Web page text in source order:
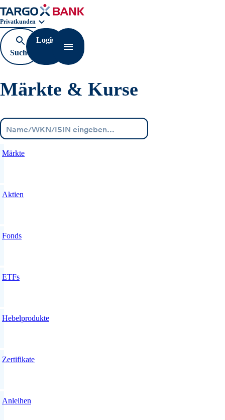
Geschäftsbereichnavigation. Aktuelle Auswahl:
Privatkunden
Suche
öffnen
Login
Navigation öffnen
Märkte & Kurse
Märkte
Aktien
Fonds
ETFs
Hebelprodukte
Zertifikate
Anleihen